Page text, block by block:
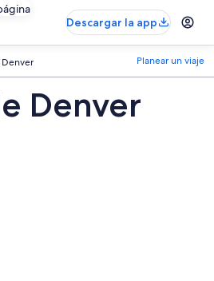
Descargar la app
Planear un viaje
Denver